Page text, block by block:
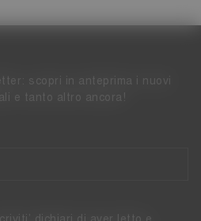
scopri in anteprima i nuovi
e tanto altro ancora!